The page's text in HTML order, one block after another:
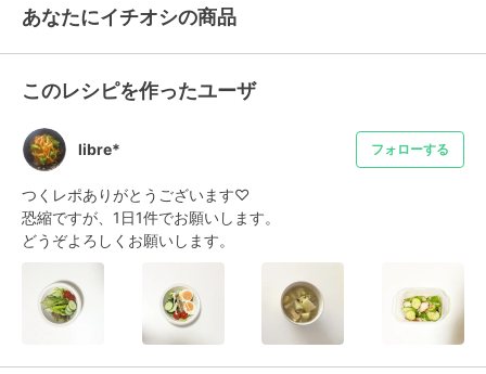
あなたにイチオシの商品
このレシピを作ったユーザ
libre* フォローする
つくレポありがとうございます♡
恐縮ですが、1日1件でお願いします。
どうぞよろしくお願いします。